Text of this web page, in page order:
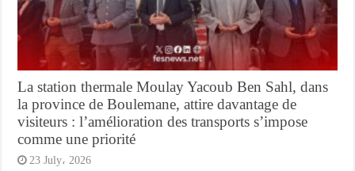
La station thermale Moulay Yacoub Ben Sahl, dans
la province de Boulemane, attire davantage de
visiteurs : l’amélioration des transports s’impose
comme une priorité
23 July، 2026